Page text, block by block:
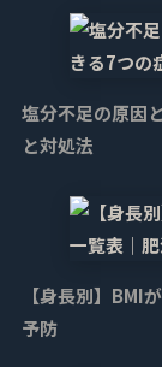
塩分不足の原因
と対処法
【身長別】BMI
予防